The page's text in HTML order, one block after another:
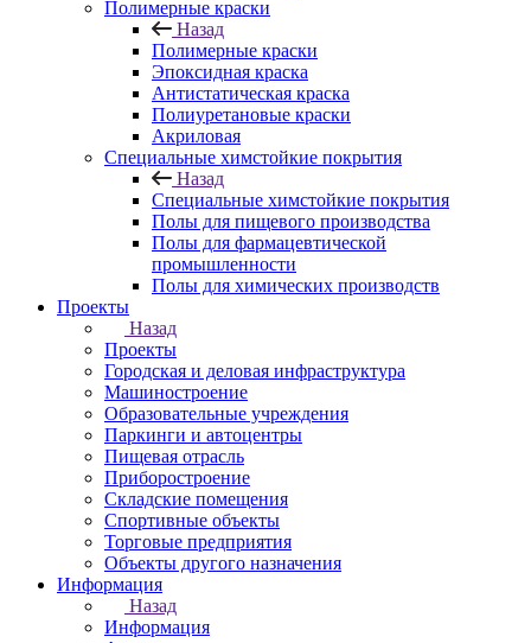
Полимерные краски
Назад
Полимерные краски
Эпоксидная краска
Антистатическая краска
Полиуретановые краски
Акриловая
Специальные химстойкие покрытия
Назад
Специальные химстойкие покрытия
Полы для пищевого производства
Полы для фармацевтической
промышленности
Полы для химических производств
Проекты
Назад
Проекты
Городская и деловая инфраструктура
Машиностроение
Образовательные учреждения
Паркинги и автоцентры
Пищевая отрасль
Приборостроение
Складские помещения
Спортивные объекты
Торговые предприятия
Объекты другого назначения
Информация
Назад
Информация